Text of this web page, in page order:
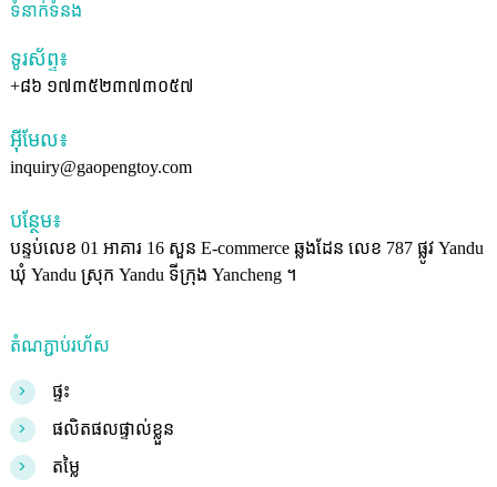
ទំនាក់ទំនង
ទូរស័ព្ទ៖
+៨៦ ១៧៣៥២៣៧៣០៥៧
អ៊ីមែល៖
inquiry@gaopengtoy.com
បន្ថែម៖
បន្ទប់លេខ 01 អាគារ 16 សួន E-commerce ឆ្លងដែន លេខ 787 ផ្លូវ Yandu
ឃុំ Yandu ស្រុក Yandu ទីក្រុង Yancheng ។
តំណភ្ជាប់រហ័ស
> ផ្ទះ
> ផលិតផលផ្ទាល់ខ្លួន
> តម្លៃ